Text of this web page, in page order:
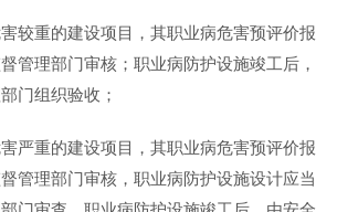
害较重的建设项目，其职业病危害预评价报
管理部门审核；职业病防护设施竣工后，
门组织验收；
害严重的建设项目，其职业病危害预评价报
管理部门审核，职业病防护设施设计应当